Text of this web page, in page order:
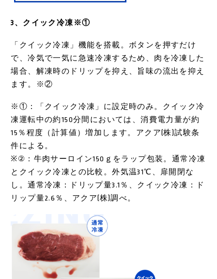
3、クイック冷凍※①
「クイック冷凍」機能を搭載。ボタンを押すだけ
で、冷気で一気に急速冷凍するため、肉を冷凍した
場合、解凍時のドリップを抑え、旨味の流出を抑え
ます。
※②
※①：「クイック冷凍」に設定時のみ。クイック冷
凍運転中の約150分間においては、消費電力量が約
15％程度（計算値）増加します。アクア(株)試験条
件による。
※②：牛肉サーロイン150ｇをラップ包装。通常冷凍
とクイック冷凍との比較。外気温31℃、扉開閉な
し。通常冷凍：ドリップ量3.1％、クイック冷凍：ド
リップ量2.6％、アクア(株)調べ。